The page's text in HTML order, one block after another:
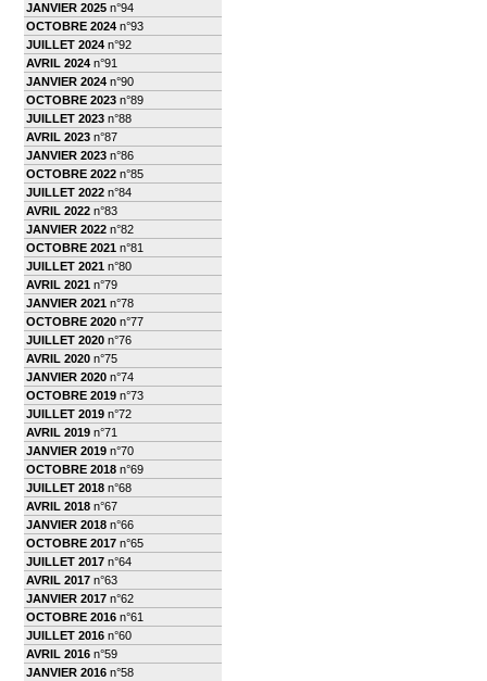
JANVIER 2025 n°94
OCTOBRE 2024 n°93
JUILLET 2024 n°92
AVRIL 2024 n°91
JANVIER 2024 n°90
OCTOBRE 2023 n°89
JUILLET 2023 n°88
AVRIL 2023 n°87
JANVIER 2023 n°86
OCTOBRE 2022 n°85
JUILLET 2022 n°84
AVRIL 2022 n°83
JANVIER 2022 n°82
OCTOBRE 2021 n°81
JUILLET 2021 n°80
AVRIL 2021 n°79
JANVIER 2021 n°78
OCTOBRE 2020 n°77
JUILLET 2020 n°76
AVRIL 2020 n°75
JANVIER 2020 n°74
OCTOBRE 2019 n°73
JUILLET 2019 n°72
AVRIL 2019 n°71
JANVIER 2019 n°70
OCTOBRE 2018 n°69
JUILLET 2018 n°68
AVRIL 2018 n°67
JANVIER 2018 n°66
OCTOBRE 2017 n°65
JUILLET 2017 n°64
AVRIL 2017 n°63
JANVIER 2017 n°62
OCTOBRE 2016 n°61
JUILLET 2016 n°60
AVRIL 2016 n°59
JANVIER 2016 n°58